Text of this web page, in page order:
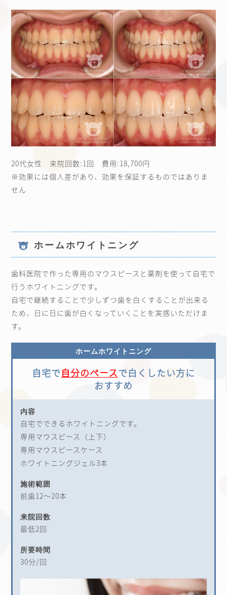
20代女性 来院回数:1回 費用:18,700円
※効果には個人差があり、効果を保証するものではありま
せん
ホームホワイトニング
歯科医院で作った専用のマウスピースと薬剤を使って自宅で
行うホワイトニングです。
自宅で継続することで少しずつ歯を白くすることが出来る
ため、日に日に歯が白くなっていくことを実感いただけま
す。
ホームホワイトニング
自宅で自分のペースで白くしたい方に
おすすめ
内容
自宅でできるホワイトニングです。
専用マウスピース（上下）
専用マウスピースケース
ホワイトニングジェル3本
施術範囲
前歯12～20本
来院回数
最低2回
所要時間
30分/回